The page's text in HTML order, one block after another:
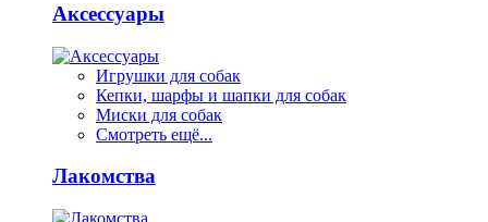
Аксессуары
Игрушки для собак
Кепки, шарфы и шапки для собак
Миски для собак
Смотреть ещё...
Лакомства